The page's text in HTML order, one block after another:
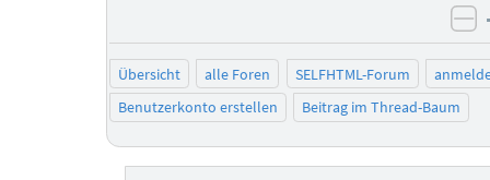
Übersicht alle Foren SELFHTML-Forum
Benutzerkonto erstellen
Beitrag im Thread-Baum